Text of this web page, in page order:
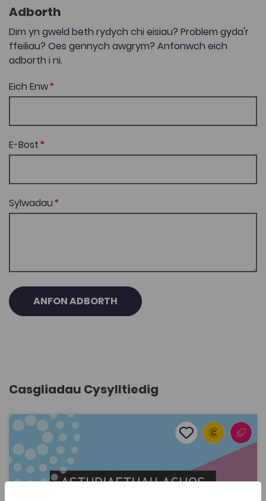
Adborth
Dim yn gweld beth rydych chi eisiau? Problem gyda'r
ffeiliau? Oes gennych awgrym? Anfonwch eich
adborth i ni.
Eich Enw
E-Bost
Sylwadau
ANFON ADBORTH
Casgliadau Cysylltiedig
Astudiaethau Achos Gofal Plant: Cynnwys Pob Plentyn
Add to favourites
Dyddiad cyhoeddi: 2023 Add to favourites
Astudiaethau Achos Gofal Plant: Cynnwys Pob
Plentyn
2.6K